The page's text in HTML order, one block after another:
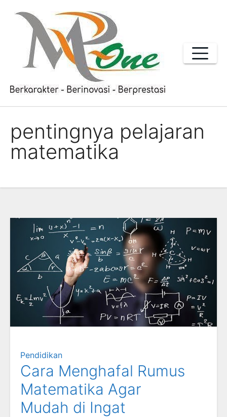
pentingnya pelajaran
matematika
Pendidikan
Cara Menghafal Rumus
Matematika Agar
Mudah di Ingat